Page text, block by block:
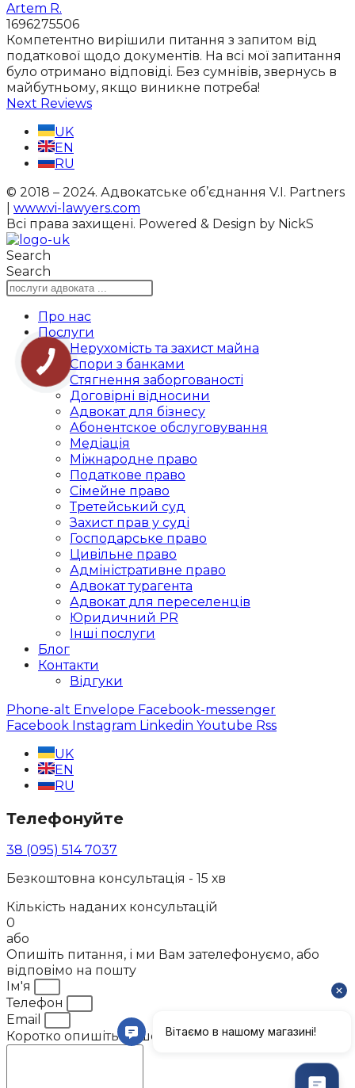
Artem R.
1696275506
Компетентно вирішили питання з запитом від
податкової щодо документів. На всі мої запитання
було отримано відповіді. Без сумнівів, звернусь в
майбутньому, якщо виникне потреба!
Next Reviews
UK
EN
RU
© 2018 – 2024. Адвокатське об’єднання V.I. Partners
www.vi-lawyers.com
Всі права захищені. Powered & Design by NickS
Search
Search
Про нас
Послуги
Нерухомість та захист майна
Спори з банками
Стягнення заборгованості
Договірні відносини
Адвокат для бізнесу
Абoнентское обслуговування
Медіація
Міжнародне право
Податкове право
Сімейне право
Третейський суд
Захист прав у суді
Господарське право
Цивільне право
Адміністративне право
Адвокат турагента
Адвокат для переселенців
Юридичний PR
Інші послуги
Блог
Контакти
Відгуки
Phone-alt Envelope Facebook-messenger
Facebook Instagram Linkedin Youtube Rss
UK
EN
RU
Телефонуйте
38 (095) 514 7037
Безкоштовна консультація - 15 хв
Кількість наданих консультацій
0
або
Опишіть питання, і ми Вам зателефонуємо, або
відповімо на пошту
Ім'я
Телефон
Email
Коротко опишіть Ваше питання